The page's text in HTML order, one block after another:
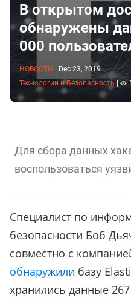
В открытом
обнаружены
000
НОВОСТИ
Dec 23, 2019
Технологии и Безопасность
Для сбора данных
воспользоваться
Специалист по
безопасности Боб
совместно с
обнаружили базу
хранились данные